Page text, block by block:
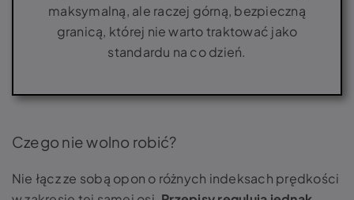
maksymalną, ale raczej górną, bezpieczną
granicą, której nie warto traktować jako
standardu na co dzień.
Czego nie wolno robić?
Nie łącz ze sobą opon o różnych indeksach prędkości